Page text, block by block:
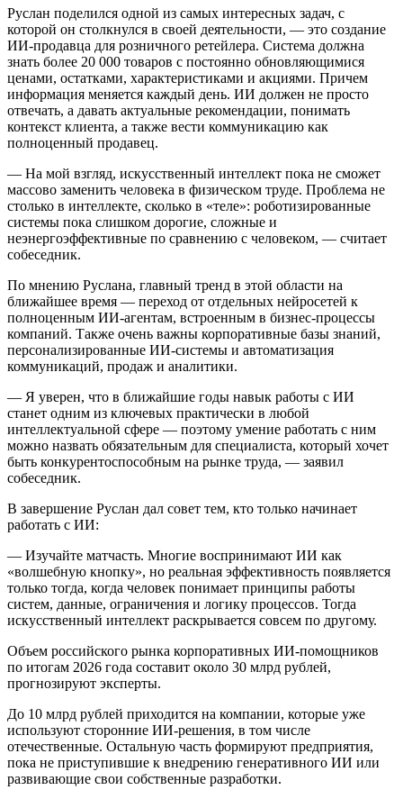
Руслан поделился одной из самых интересных задач, с
которой он столкнулся в своей деятельности, — это создание
ИИ-продавца для розничного ретейлера. Система должна
знать более 20 000 товаров с постоянно обновляющимися
ценами, остатками, характеристиками и акциями. Причем
информация меняется каждый день. ИИ должен не просто
отвечать, а давать актуальные рекомендации, понимать
контекст клиента, а также вести коммуникацию как
полноценный продавец.
— На мой взгляд, искусственный интеллект пока не сможет
массово заменить человека в физическом труде. Проблема не
столько в интеллекте, сколько в «теле»: роботизированные
системы пока слишком дорогие, сложные и
неэнергоэффективные по сравнению с человеком, — считает
собеседник.
По мнению Руслана, главный тренд в этой области на
ближайшее время — переход от отдельных нейросетей к
полноценным ИИ-агентам, встроенным в бизнес-процессы
компаний. Также очень важны корпоративные базы знаний,
персонализированные ИИ-системы и автоматизация
коммуникаций, продаж и аналитики.
— Я уверен, что в ближайшие годы навык работы с ИИ
станет одним из ключевых практически в любой
интеллектуальной сфере — поэтому умение работать с ним
можно назвать обязательным для специалиста, который хочет
быть конкурентоспособным на рынке труда, — заявил
собеседник.
В завершение Руслан дал совет тем, кто только начинает
работать с ИИ:
— Изучайте матчасть. Многие воспринимают ИИ как
«волшебную кнопку», но реальная эффективность появляется
только тогда, когда человек понимает принципы работы
систем, данные, ограничения и логику процессов. Тогда
искусственный интеллект раскрывается совсем по другому.
Объем российского рынка корпоративных ИИ-помощников
по итогам 2026 года составит около 30 млрд рублей,
прогнозируют эксперты.
До 10 млрд рублей приходится на компании, которые уже
используют сторонние ИИ-решения, в том числе
отечественные. Остальную часть формируют предприятия,
пока не приступившие к внедрению генеративного ИИ или
развивающие свои собственные разработки.